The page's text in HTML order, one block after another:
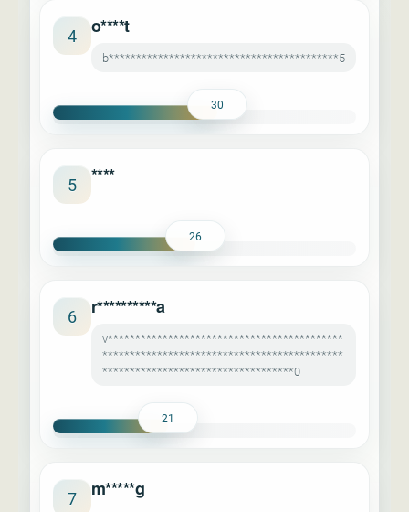
4 o****t
b******************************************5
30
5 ****
26
6 r**********a
v*******************************************
********************************************
***********************************0
21
7 m*****g